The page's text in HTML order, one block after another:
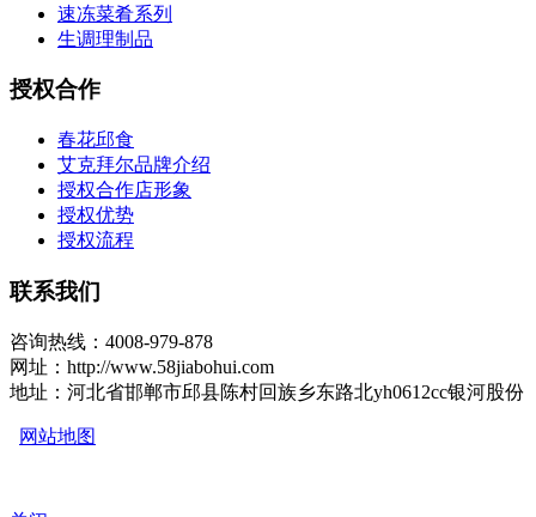
速冻菜肴系列
生调理制品
授权合作
春花邱食
艾克拜尔品牌介绍
授权合作店形象
授权优势
授权流程
联系我们
咨询热线：4008-979-878
网址：http://www.58jiabohui.com
地址：河北省邯郸市邱县陈村回族乡东路北yh0612cc银河股份
网站地图